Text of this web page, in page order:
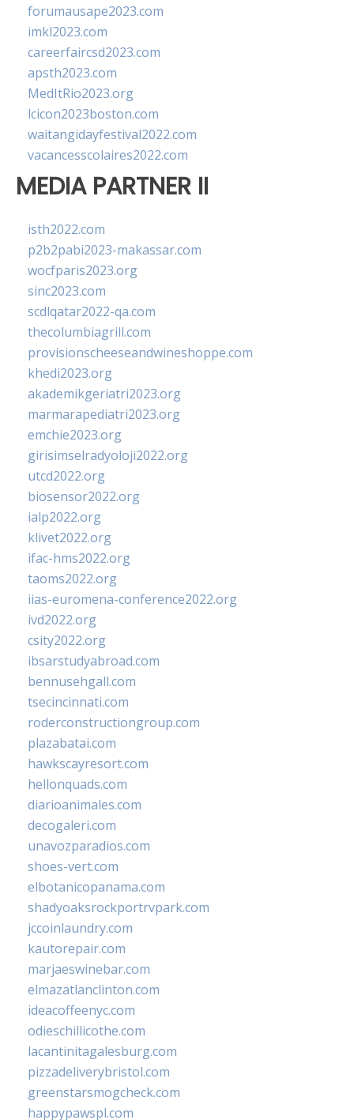
forumausape2023.com
imkl2023.com
careerfaircsd2023.com
apsth2023.com
MedItRio2023.org
lcicon2023boston.com
waitangidayfestival2022.com
vacancesscolaires2022.com
MEDIA PARTNER II
isth2022.com
p2b2pabi2023-makassar.com
wocfparis2023.org
sinc2023.com
scdlqatar2022-qa.com
thecolumbiagrill.com
provisionscheeseandwineshoppe.com
khedi2023.org
akademikgeriatri2023.org
marmarapediatri2023.org
emchie2023.org
girisimselradyoloji2022.org
utcd2022.org
biosensor2022.org
ialp2022.org
klivet2022.org
ifac-hms2022.org
taoms2022.org
iias-euromena-conference2022.org
ivd2022.org
csity2022.org
ibsarstudyabroad.com
bennusehgall.com
tsecincinnati.com
roderconstructiongroup.com
plazabatai.com
hawkscayresort.com
hellonquads.com
diarioanimales.com
decogaleri.com
unavozparadios.com
shoes-vert.com
elbotanicopanama.com
shadyoaksrockportrvpark.com
jccoinlaundry.com
kautorepair.com
marjaeswinebar.com
elmazatlanclinton.com
ideacoffeenyc.com
odieschillicothe.com
lacantinitagalesburg.com
pizzadeliverybristol.com
greenstarsmogcheck.com
happypawspl.com